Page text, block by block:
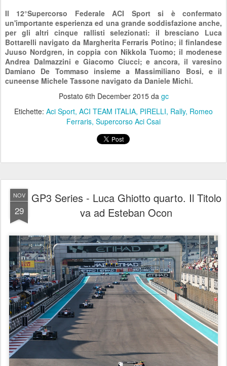
Il 12°Supercorso Federale ACI Sport si è confermato
un'importante esperienza ed una grande soddisfazione anche,
per gli altri cinque rallisti selezionati: il bresciano Luca
Bottarelli navigato da Margherita Ferraris Potino; il finlandese
Juuso Nordgren, in coppia con Nikkola Tuomo; il modenese
Andrea Dalmazzini e Giacomo Ciucci; e ancora, il varesino
Damiano De Tommaso insieme a Massimiliano Bosi, e il
cuneense Michele Tassone navigato da Daniele Michi.
Postato 6th December 2015da gc
Etichette: Aci Sport ACI TEAM ITALIA PIRELLI Rally Romeo
Ferraris Supercorso Aci Csai
NOV
29
GP3 Series - Luca Ghiotto quarto. Il Titolo
va ad Esteban Ocon